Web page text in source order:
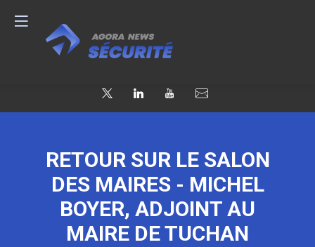
RETOUR SUR LE SALON
DES MAIRES - MICHEL
BOYER, ADJOINT AU
MAIRE DE TUCHAN